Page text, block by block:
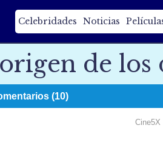
Celebridades Noticias
de los
(10)
Cine5X